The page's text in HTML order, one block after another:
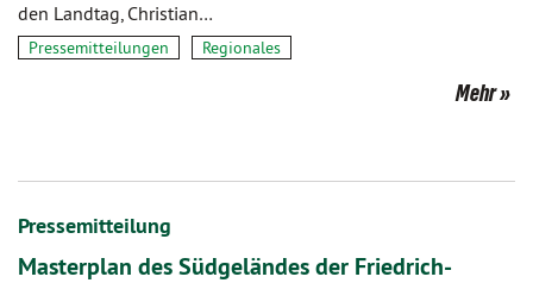
den Landtag, Christian…
Pressemitteilungen Regionales
Mehr
Pressemitteilung
Masterplan des Südgeländes der Friedrich-